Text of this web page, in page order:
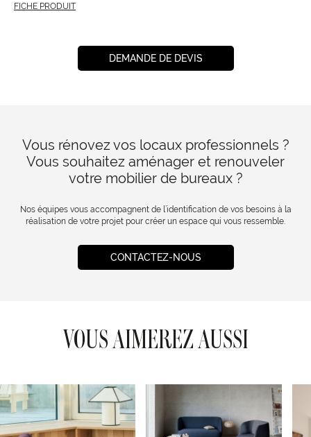
FICHE PRODUIT
DEMANDE DE DEVIS
Vous rénovez vos locaux professionnels ?
Vous souhaitez aménager et renouveler
votre mobilier de bureaux ?
Nos équipes vous accompagnent de l’identification de vos besoins à la
réalisation de votre projet pour créer un espace qui vous ressemble.
CONTACTEZ-NOUS
VOUS AIMEREZ AUSSI